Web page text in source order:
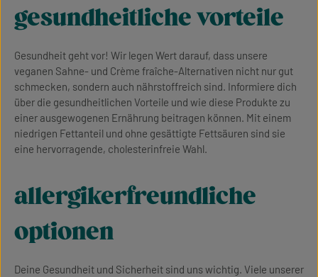
gesundheitliche vorteile
Gesundheit geht vor! Wir legen Wert darauf, dass unsere
veganen Sahne- und Crème fraîche-Alternativen nicht nur gut
schmecken, sondern auch nährstoffreich sind. Informiere dich
über die gesundheitlichen Vorteile und wie diese Produkte zu
einer ausgewogenen Ernährung beitragen können. Mit einem
niedrigen Fettanteil und ohne gesättigte Fettsäuren sind sie
eine hervorragende, cholesterinfreie Wahl.
allergikerfreundliche
optionen
Deine Gesundheit und Sicherheit sind uns wichtig. Viele unserer